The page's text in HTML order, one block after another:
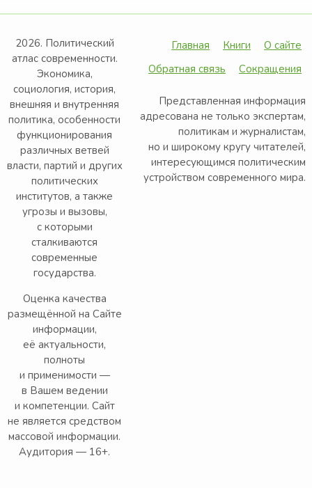
2026. Политический
атлас современности.
Экономика,
социология, история,
внешняя и внутренняя
политика, особенности
функционирования
различных ветвей
власти, партий и других
политических
институтов, а также
угрозы и вызовы,
с которыми
сталкиваются
современные
государства.
Оценка качества
размещённой на Сайте
информации,
её актуальности,
полноты
и применимости —
в Вашем ведении
и компетенции. Сайт
не является средством
массовой информации.
Аудитория — 16+.
Главная Книги
О сайте
Обратная связь
Сокращения
Представленная информация
адресована не только экспертам,
политикам и журналистам,
но и широкому кругу читателей,
интересующимся политическим
устройством современного мира.